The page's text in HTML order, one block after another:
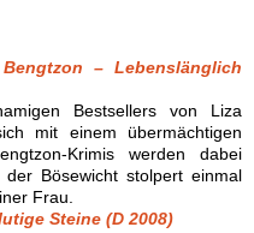
– Lebenslänglich
Bestsellers von Liza
mit einem übermächtigen
Krimis werden dabei
Bösewicht stolpert einmal
Frau.
Steine (D 2008)